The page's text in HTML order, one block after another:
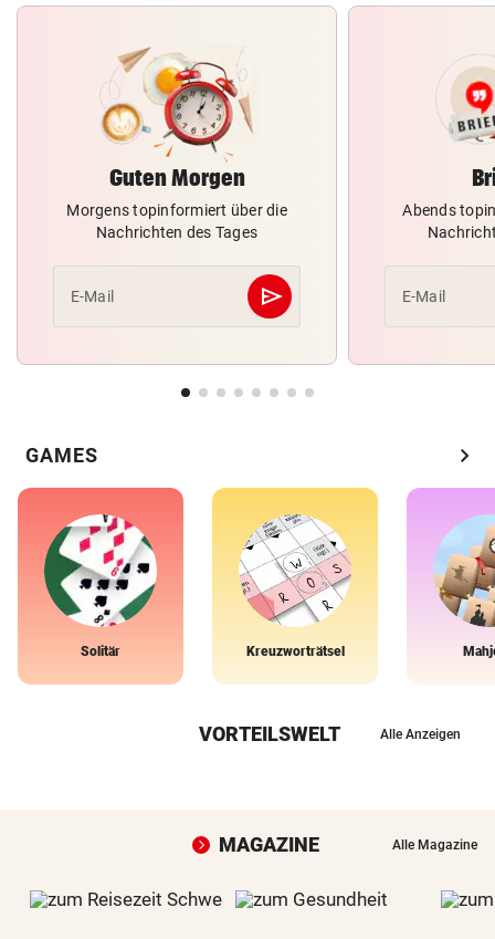
Guten Morgen
Morgens topinformiert über die
Nachrichten des Tages
E-Mail send
Abschicken
Abends
E-Mail
GAMES chevron_right
Solitär Kreuzworträtsel
VORTEILSWELT Alle Anzeigen
MAGAZINE Alle Magazine